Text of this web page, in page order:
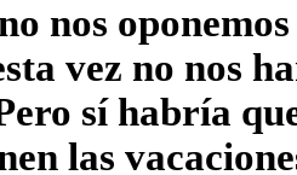
nos
vez no nos
sí habría
las